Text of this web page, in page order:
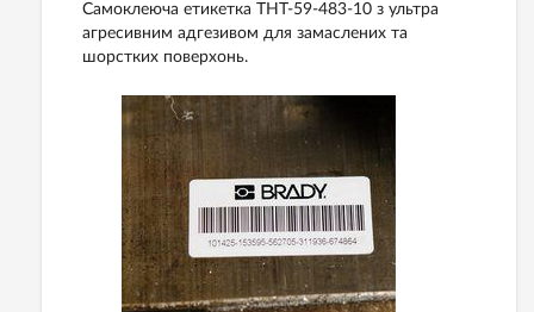
Самоклеюча етикетка THT-59-483-10 з ультра
агресивним адгезивом для замаслених та
шорстких поверхонь.